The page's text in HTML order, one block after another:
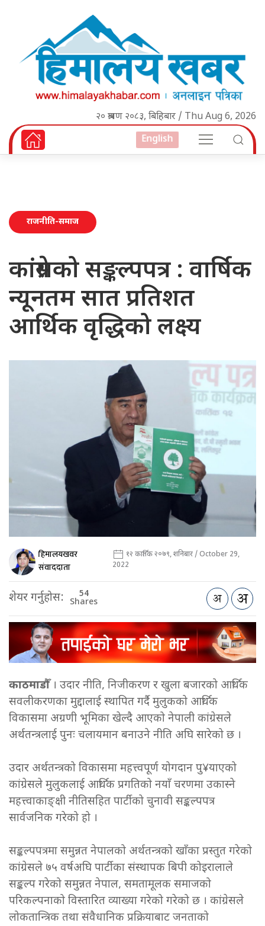
२० श्रावण २०८३, बिहिबार / Thu Aug 6, 2026
English
राजनीति-समाज
कांग्रेसको सङ्कल्पपत्र : वार्षिक
न्यूनतम सात प्रतिशत
आर्थिक वृद्धिको लक्ष्य
हिमालयखवर
संवाददाता
१२ कार्तिक २०७९, शनिबार / October 29,
2022
शेयर गर्नुहोस: 54
Shares
काठमाडौँ। उदार नीति, निजीकरण र खुला बजारको आर्थिक
सवलीकरणका मुद्दालाई स्थापित गर्दै मुलुकको आर्थिक
विकासमा अग्रणी भूमिका खेल्दै आएको नेपाली कांग्रेसले
अर्थतन्त्रलाई पुनः चलायमान बनाउने नीति अघि सारेको छ ।
उदार अर्थतन्त्रको विकासमा महत्त्वपूर्ण योगदान पु¥याएको
कांग्रेसले मुलुकलाई आर्थिक प्रगतिको नयाँ चरणमा उकास्ने
महत्त्वाकाङ्क्षी नीतिसहित पार्टीको चुनावी सङ्कल्पपत्र
सार्वजनिक गरेको हो ।
सङ्कल्पपत्रमा समुन्नत नेपालको अर्थतन्त्रको खाँका प्रस्तुत गरेको
कांग्रेसले ७५ वर्षअघि पार्टीका संस्थापक बिपी कोइरालाले
सङ्कल्प गरेको समुन्नत नेपाल, समतामूलक समाजको
परिकल्पनाको विस्तारित व्याख्या गरेको गरेको छ । कांग्रेसले
लोकतान्त्रिक तथा संवैधानिक प्रक्रियाबाट जनताको